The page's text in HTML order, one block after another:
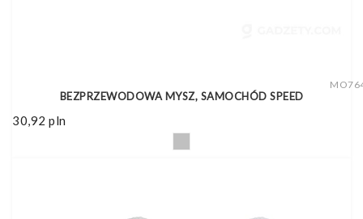
BEZPRZEWODOWA MYSZ, SAMOCHÓD SPEED
30,92 pln